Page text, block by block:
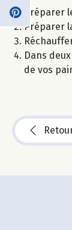
Préparer
Préparer
Dans
de vos